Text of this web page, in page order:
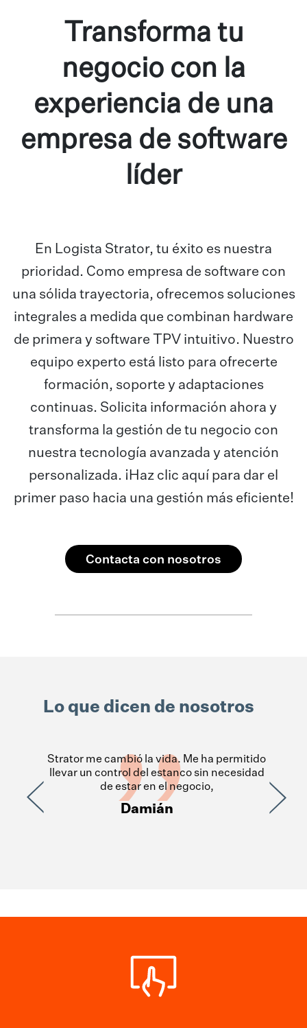
Transforma tu
negocio con la
experiencia de una
empresa de software
líder
En Logista Strator, tu éxito es nuestra
prioridad. Como empresa de software con
una sólida trayectoria, ofrecemos soluciones
integrales a medida que combinan hardware
de primera y software TPV intuitivo. Nuestro
equipo experto está listo para ofrecerte
formación, soporte y adaptaciones
continuas. Solicita información ahora y
transforma la gestión de tu negocio con
nuestra tecnología avanzada y atención
personalizada. ¡Haz clic aquí para dar el
primer paso hacia una gestión más eficiente!
Contacta con nosotros
Lo que dicen de nosotros
Strator me cambió la vida. Me ha permitido
llevar un control del estanco sin necesidad
de estar en el negocio,
Damián